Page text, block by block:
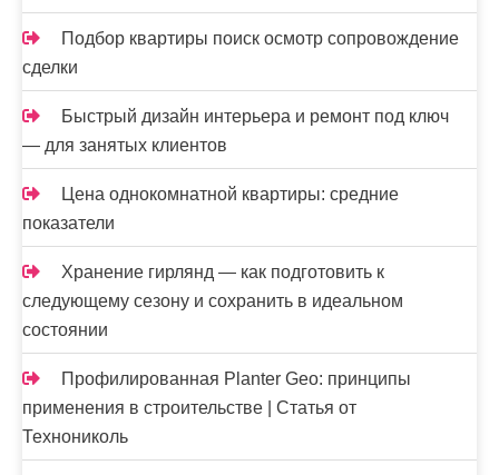
Подбор квартиры поиск осмотр сопровождение
сделки
Быстрый дизайн интерьера и ремонт под ключ
— для занятых клиентов
Цена однокомнатной квартиры: средние
показатели
Хранение гирлянд — как подготовить к
следующему сезону и сохранить в идеальном
состоянии
Профилированная Planter Geo: принципы
применения в строительстве | Статья от
Технониколь